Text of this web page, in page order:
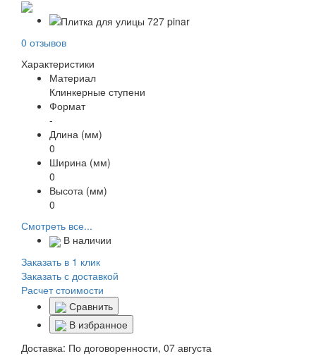
0 отзывов
Характеристики
Материал
Клинкерные ступени
Формат
-
Длина (мм)
0
Ширина (мм)
0
Высота (мм)
0
Смотреть все...
В наличии
Заказать в 1 клик
Заказать с доставкой
Расчет стоимости
Сравнить
В избранное
Доставка: По договоренности, 07 августа